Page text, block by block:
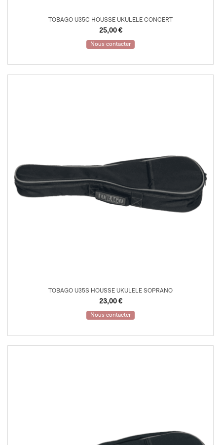
TOBAGO U35C HOUSSE UKULELE CONCERT
25,00 €
Nous contacter
TOBAGO U35S HOUSSE UKULELE SOPRANO
23,00 €
Nous contacter